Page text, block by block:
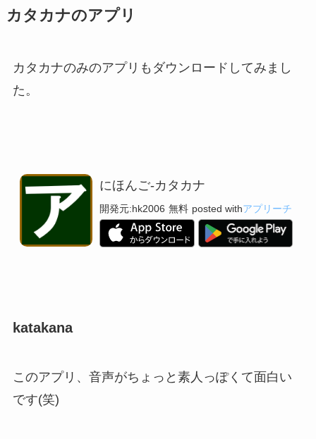
カタカナのアプリ
カタカナのみのアプリもダウンロードしてみまし
た。
にほんご-カタカナ
開発元:hk2006 無料 posted withアプリーチ
katakana
このアプリ、音声がちょっと素人っぽくて面白い
です(笑)